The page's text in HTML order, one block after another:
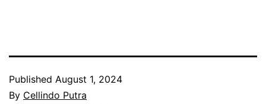
Published August 1, 2024
By Cellindo Putra